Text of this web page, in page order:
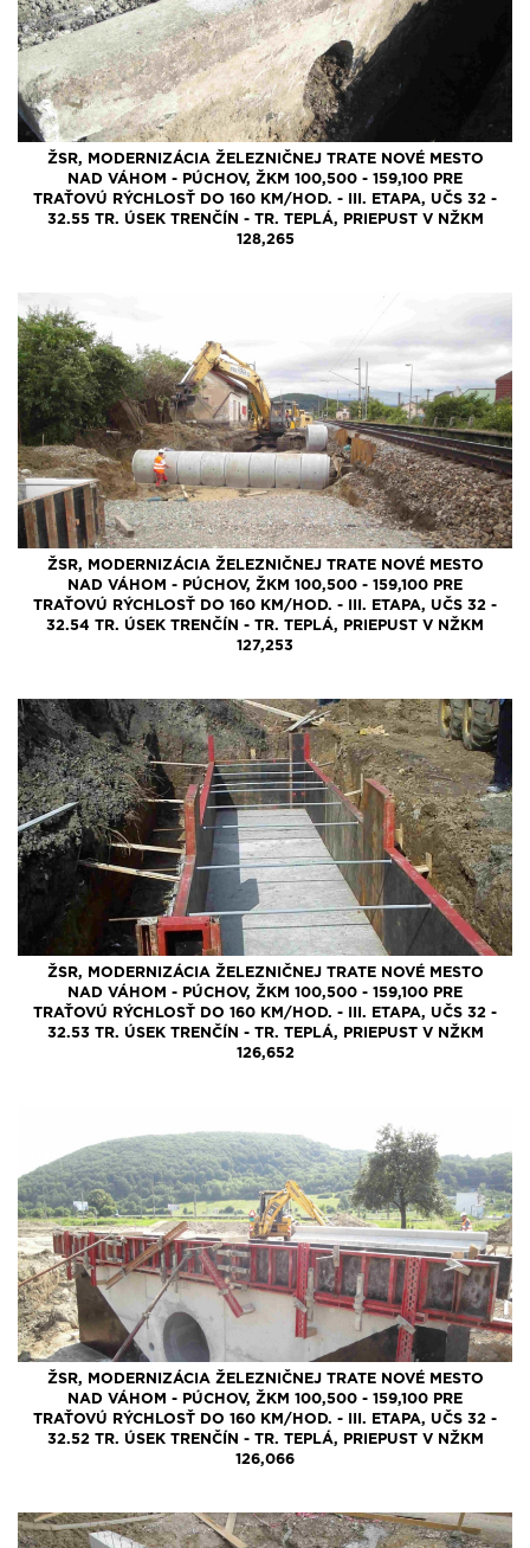
ŽSR, MODERNIZÁCIA ŽELEZNIČNEJ TRATE NOVÉ MESTO
NAD VÁHOM - PÚCHOV, ŽKM 100,500 - 159,100 PRE
TRAŤOVÚ RÝCHLOSŤ DO 160 KM/HOD. - III. ETAPA, UČS 32 -
32.55 TR. ÚSEK TRENČÍN - TR. TEPLÁ, PRIEPUST V NŽKM
128,265
ŽSR, MODERNIZÁCIA ŽELEZNIČNEJ TRATE NOVÉ MESTO
NAD VÁHOM - PÚCHOV, ŽKM 100,500 - 159,100 PRE
TRAŤOVÚ RÝCHLOSŤ DO 160 KM/HOD. - III. ETAPA, UČS 32 -
32.54 TR. ÚSEK TRENČÍN - TR. TEPLÁ, PRIEPUST V NŽKM
127,253
ŽSR, MODERNIZÁCIA ŽELEZNIČNEJ TRATE NOVÉ MESTO
NAD VÁHOM - PÚCHOV, ŽKM 100,500 - 159,100 PRE
TRAŤOVÚ RÝCHLOSŤ DO 160 KM/HOD. - III. ETAPA, UČS 32 -
32.53 TR. ÚSEK TRENČÍN - TR. TEPLÁ, PRIEPUST V NŽKM
126,652
ŽSR, MODERNIZÁCIA ŽELEZNIČNEJ TRATE NOVÉ MESTO
NAD VÁHOM - PÚCHOV, ŽKM 100,500 - 159,100 PRE
TRAŤOVÚ RÝCHLOSŤ DO 160 KM/HOD. - III. ETAPA, UČS 32 -
32.52 TR. ÚSEK TRENČÍN - TR. TEPLÁ, PRIEPUST V NŽKM
126,066